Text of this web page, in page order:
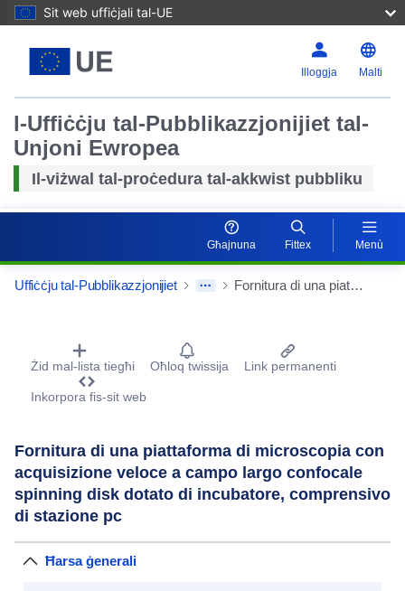
Sit web uffiċjali tal-UE
Illoggja Malti
l-Uffiċċju tal-Pubblikazzjonijiet tal-
Unjoni Ewropea
Il-viżwal tal-proċedura tal-akkwist pubbliku
Għajnuna Fittex Menù
Uffiċċju tal-Pubblikazzjonijiet Fornitura di una piattaforma di microscopia con acquisizione veloce a campo largo confocale spinning disk dotato di incubatore, comprensivo di stazione pc
Procurement Detail Actions Portlet
Żid mal-lista tiegħi Oħloq twissija Link permanenti
Inkorpora fis-sit web
Fornitura di una piattaforma di microscopia con
acquisizione veloce a campo largo confocale
spinning disk dotato di incubatore, comprensivo
di stazione pc
Ħarsa ġenerali